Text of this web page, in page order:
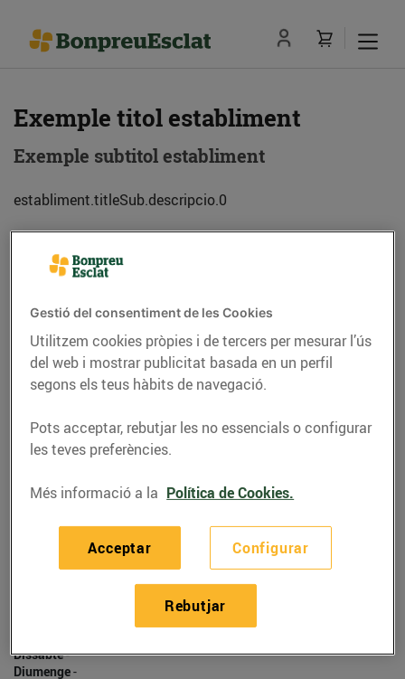
Exemple titol establiment
Exemple subtitol establiment
establiment.titleSub.descripcio.0
Adreça
Exemple de adreca (08013) Barcelona
Telèfon
Horaris
-
Dissabte-
Diumenge-
Gestió del consentiment de les Cookies
Utilitzem cookies pròpies i de tercers per mesurar l’ús
del web i mostrar publicitat basada en un perfil
segons els teus hàbits de navegació.
Pots acceptar, rebutjar les no essencials o configurar
les teves preferències.
Més informació a la Política de Cookies.
Configurar
Rebutjar
Acceptar